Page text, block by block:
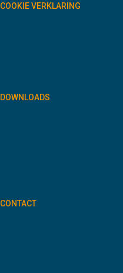
COOKIE VERKLARING
DOWNLOADS
CONTACT